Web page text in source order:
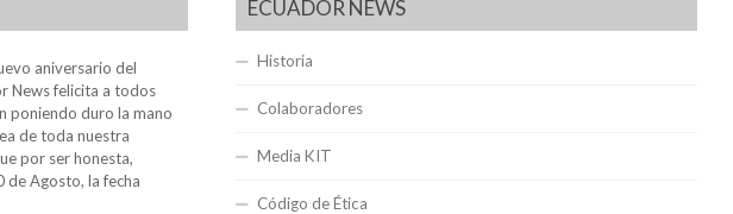
aniversario del
News felicita a todos
poniendo duro la mano
de toda nuestra
por ser honesta,
de Agosto, la fecha
ECUADOR NEWS
Historia
Colaboradores
Media KIT
Código de Ética